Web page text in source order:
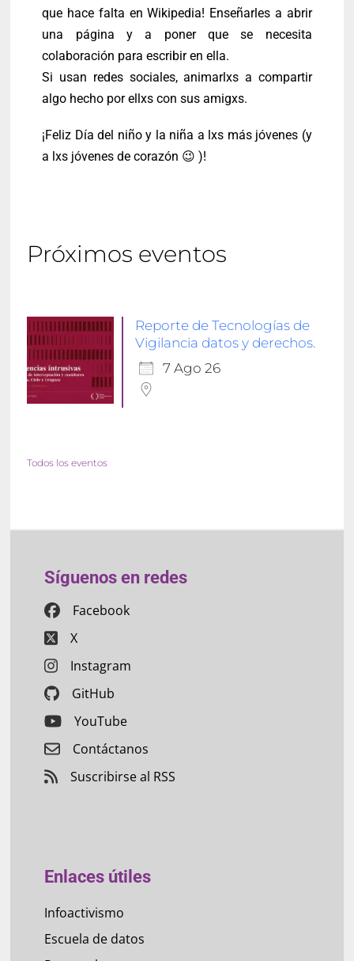
que hace falta en Wikipedia! Enseñarles a abrir
una página y a poner que se necesita
colaboración para escribir en ella.
Si usan redes sociales, animarlxs a compartir
algo hecho por ellxs con sus amigxs.
¡Feliz Día del niño y la niña a lxs más jóvenes (y
a lxs jóvenes de corazón 😉 )!
Próximos eventos
Reporte de Tecnologías de
Vigilancia datos y derechos.
7 Ago 26
Todos los eventos
Síguenos en redes
Facebook
X
Instagram
GitHub
YouTube
Contáctanos
Suscribirse al RSS
Enlaces útiles
Infoactivismo
Escuela de datos